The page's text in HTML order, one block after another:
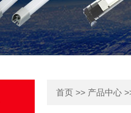
首页 >> 产品中心